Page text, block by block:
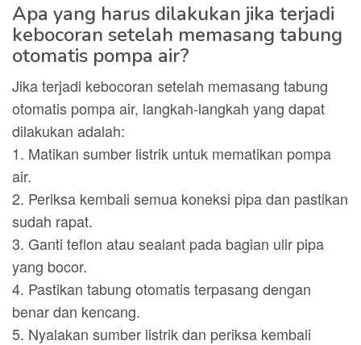
Apa yang harus dilakukan jika terjadi
kebocoran setelah memasang tabung
otomatis pompa air?
Jika terjadi kebocoran setelah memasang tabung
otomatis pompa air, langkah-langkah yang dapat
dilakukan adalah:
1. Matikan sumber listrik untuk mematikan pompa
air.
2. Periksa kembali semua koneksi pipa dan pastikan
sudah rapat.
3. Ganti teflon atau sealant pada bagian ulir pipa
yang bocor.
4. Pastikan tabung otomatis terpasang dengan
benar dan kencang.
5. Nyalakan sumber listrik dan periksa kembali